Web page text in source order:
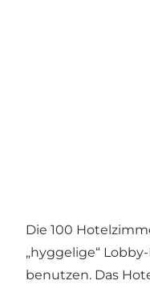
Die 100
„hyggelige“
benutzen. Das